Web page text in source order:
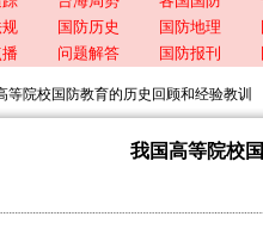
规 国防历史 国防地理
问题解答 国防报刊
等院校国防教育的历史回顾和经验教训
我国高等院校